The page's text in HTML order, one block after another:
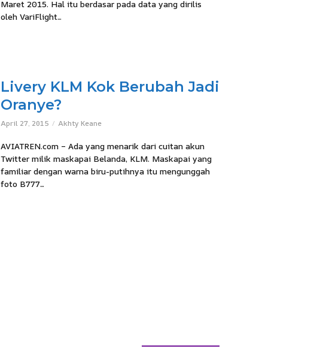
Maret 2015. Hal itu berdasar pada data yang dirilis
oleh VariFlight...
Livery KLM Kok Berubah Jadi
Oranye?
April 27, 2015 Akhty Keane
AVIATREN.com – Ada yang menarik dari cuitan akun
Twitter milik maskapai Belanda, KLM. Maskapai yang
familiar dengan warna biru-putihnya itu mengunggah
foto B777...